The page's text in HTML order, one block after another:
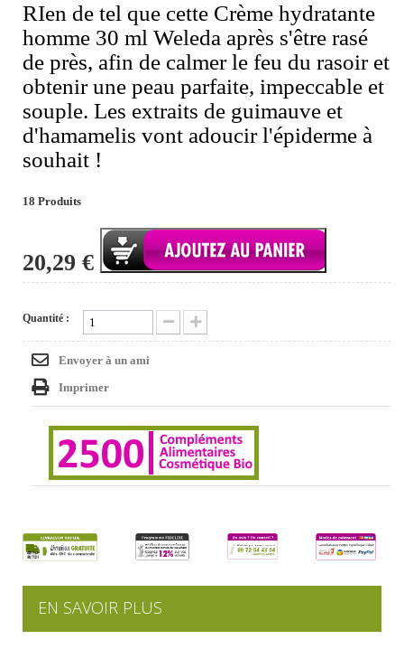
RIen de tel que cette Crème hydratante
homme 30 ml Weleda après s'être rasé
de près, afin de calmer le feu du rasoir et
obtenir une peau parfaite, impeccable et
souple. Les extraits de guimauve et
d'hamamelis vont adoucir l'épiderme à
souhait !
18 Produits
20,29 €
Quantité :
Envoyer à un ami
Imprimer
EN SAVOIR PLUS